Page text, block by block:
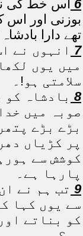
6 اس خط کی
بوزنی اور اس
تھے دارا
7 انہوں نے
میں یوں
سلامتی ہو!۔
8 بادشاہ
صوبہ میں
بڑے بڑے
پر کڑیاں
کوشش سے
پارہا ہے۔
9 تب ہم نے
سے یوں کہا
کو بناتے